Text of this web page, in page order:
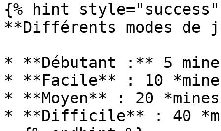
{% hint style="success"
**Différents modes de
* **Débutant :** 5
* **Facile** : 10
* **Moyen** : 20
* **Difficile** : 40